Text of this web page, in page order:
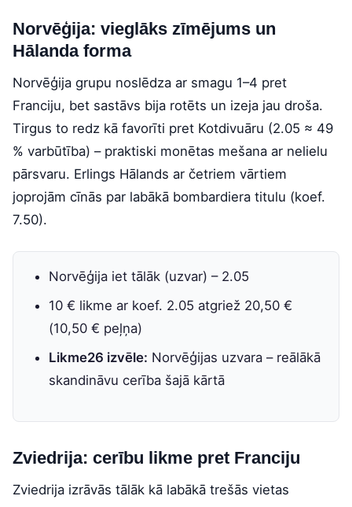
Norvēģija: vieglāks zīmējums un
Hālanda forma
Norvēģija grupu noslēdza ar smagu 1–4 pret
Franciju, bet sastāvs bija rotēts un izeja jau droša.
Tirgus to redz kā favorīti pret Kotdivuāru (2.05 ≈ 49
% varbūtība) – praktiski monētas mešana ar nelielu
pārsvaru. Erlings Hālands ar četriem vārtiem
joprojām cīnās par labākā bombardiera titulu (koef.
7.50).
Norvēģija iet tālāk (uzvar) – 2.05
10 € likme ar koef. 2.05 atgriež 20,50 €
(10,50 € peļņa)
Likme26 izvēle: Norvēģijas uzvara – reālākā
skandināvu cerība šajā kārtā
Zviedrija: cerību likme pret Franciju
Zviedrija izrāvās tālāk kā labākā trešās vietas